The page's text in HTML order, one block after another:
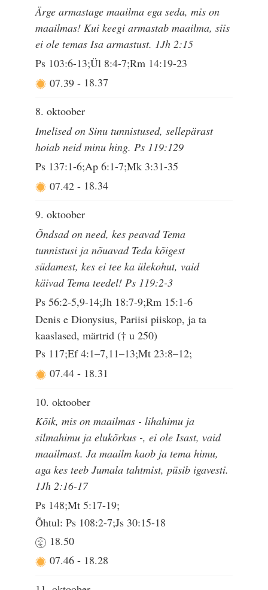
Ärge armastage maailma ega seda, mis on
maailmas! Kui keegi armastab maailma, siis
ei ole temas Isa armastust. 1Jh 2:15
Ps 103:6-13;Ül 8:4-7;Rm 14:19-23
07.39 - 18.37
8. oktoober
Imelised on Sinu tunnistused, sellepärast
hoiab neid minu hing. Ps 119:129
Ps 137:1-6;Ap 6:1-7;Mk 3:31-35
07.42 - 18.34
9. oktoober
Õndsad on need, kes peavad Tema
tunnistusi ja nõuavad Teda kõigest
südamest, kes ei tee ka ülekohut, vaid
käivad Tema teedel! Ps 119:2-3
Ps 56:2-5,9-14;Jh 18:7-9;Rm 15:1-6
Denis e Dionysius, Pariisi piiskop, ja ta
kaaslased, märtrid († u 250)
Ps 117;Ef 4:1–7,11–13;Mt 23:8–12;
07.44 - 18.31
10. oktoober
Kõik, mis on maailmas - lihahimu ja
silmahimu ja elukõrkus -, ei ole Isast, vaid
maailmast. Ja maailm kaob ja tema himu,
aga kes teeb Jumala tahtmist, püsib igavesti.
1Jh 2:16-17
Ps 148;Mt 5:17-19;
Õhtul: Ps 108:2-7;Js 30:15-18
18.50
07.46 - 18.28